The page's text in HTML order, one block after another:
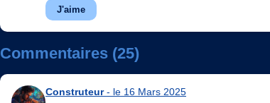
J'aime
Commentaires (25)
Construteur- le 16 Mars 2025